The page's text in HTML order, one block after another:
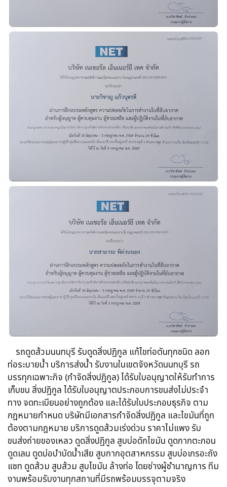
รถดูดส้วม​นนทบุรี รับดูดสิ่งปฏิกูล​ แก้ไขท่อตันทุกชนิด​ ลอก
ท่อระบายน้ำ​ บริการส่งน้ำ รับงานในเขตจังหวัดนนทบุรี รถ
บรรทุกเฉพาะกิจ​ (กำจัดสิ่งปฏิกูล)​ ได้รับใบอนุญาตให้รับทำการ
เก็บขน​ สิ่งปฏิกูล ได้รับใบอนุญาตประกอบการขนส่งไม่ประจำ
ทาง จดทะเบียนอย่างถูกต้อง​ และได้รับใบประกอบธุรกิจ​ ตาม
กฎหมายกำหนด บริษัทมีเอกสารกำจัดสิ่งปฏิกูล​ และไขมันที่ถูก
ต้องตามกฎหมาย บริการดูดส้วมเร่งด่วน​ ราคาไม่แพง รับ
ขนส่งถ่ายของเหลว​ ดูดสิ่งปฏิกูล​ สูบบ่อดักไขมัน​ ดูดกากตะกอน​
ดูดเลน​ ดูดบ่อบำบัดน้ำเสีย​ สูบกากอุตสาหกรรม​ สูบบ่อเกรอะถัง
แซท​ ดูดส้วม​ สูบส้วม​ สูบไขมัน​ ล้างท่อ​ โดยช่างผู้ชำนาญการ​ ทีม
งานพร้อม​รับงานทุกสถานที่​มีรถพร้อมบรรจุ​ตามจริง